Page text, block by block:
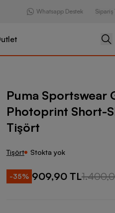
Whatsapp Destek Sipariş
Graphics Photoprint Short-
Puma Sportswear
Photoprint Short-
Tişört
Tişört Stokta yok
-35% 909,90 TL